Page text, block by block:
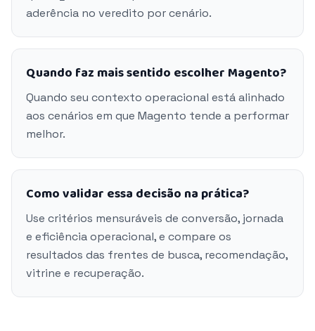
aderência no veredito por cenário.
Quando faz mais sentido escolher Magento?
Quando seu contexto operacional está alinhado
aos cenários em que Magento tende a performar
melhor.
Como validar essa decisão na prática?
Use critérios mensuráveis de conversão, jornada
e eficiência operacional, e compare os
resultados das frentes de busca, recomendação,
vitrine e recuperação.